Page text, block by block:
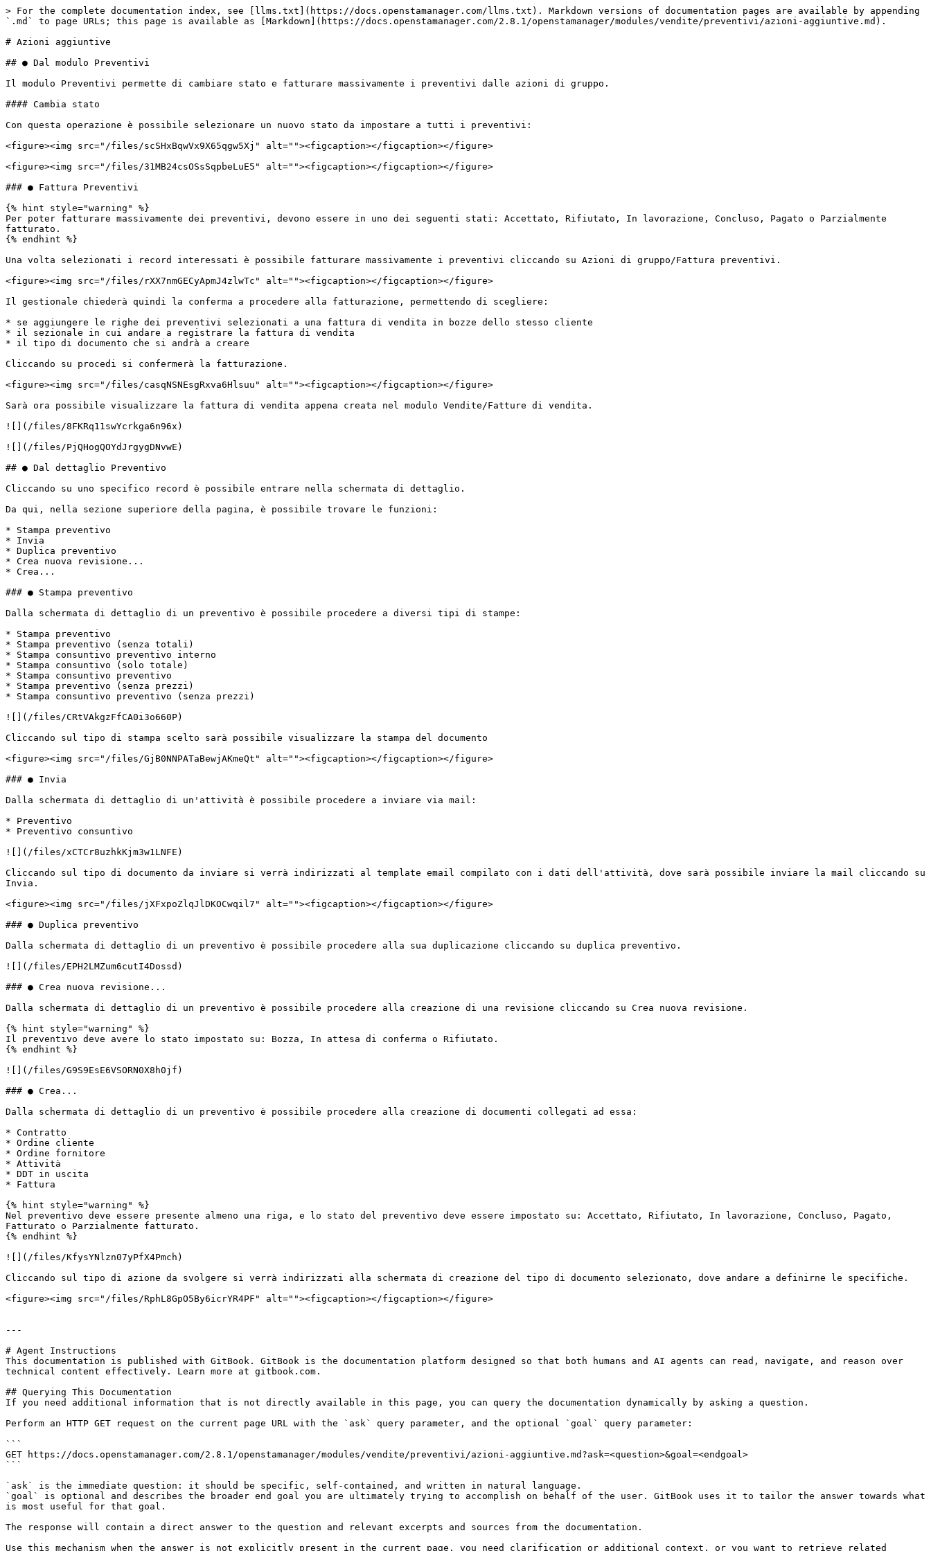
> For the complete documentation index, see [llms.txt](https://docs.openstamanager.com/llms.txt). Markdown versions of documentation pages are available by appending
`.md` to page URLs; this page is available as [Markdown](https://docs.openstamanager.com/2.8.1/openstamanager/modules/vendite/preventivi/azioni-aggiuntive.md).
# Azioni aggiuntive
## ● Dal modulo Preventivi
Il modulo Preventivi permette di cambiare stato e fatturare massivamente i preventivi dalle azioni di gruppo.
#### Cambia stato
Con questa operazione è possibile selezionare un nuovo stato da impostare a tutti i preventivi:
<figure><img src="/files/scSHxBqwVx9X65qgw5Xj" alt=""><figcaption></figcaption></figure>
<figure><img src="/files/31MB24csOSsSqpbeLuE5" alt=""><figcaption></figcaption></figure>
### ● Fattura Preventivi
{% hint style="warning" %}
Per poter fatturare massivamente dei preventivi, devono essere in uno dei seguenti stati: Accettato, Rifiutato, In lavorazione, Concluso, Pagato o Parzialmente
fatturato.
{% endhint %}
Una volta selezionati i record interessati è possibile fatturare massivamente i preventivi cliccando su Azioni di gruppo/Fattura preventivi.
<figure><img src="/files/rXX7nmGECyApmJ4zlwTc" alt=""><figcaption></figcaption></figure>
Il gestionale chiederà quindi la conferma a procedere alla fatturazione, permettendo di scegliere:
* se aggiungere le righe dei preventivi selezionati a una fattura di vendita in bozze dello stesso cliente
* il sezionale in cui andare a registrare la fattura di vendita
* il tipo di documento che si andrà a creare
Cliccando su procedi si confermerà la fatturazione.
<figure><img src="/files/casqNSNEsgRxva6Hlsuu" alt=""><figcaption></figcaption></figure>
Sarà ora possibile visualizzare la fattura di vendita appena creata nel modulo Vendite/Fatture di vendita.
![](/files/8FKRq11swYcrkga6n96x)
![](/files/PjQHogQOYdJrgygDNvwE)
## ● Dal dettaglio Preventivo
Cliccando su uno specifico record è possibile entrare nella schermata di dettaglio.
Da qui, nella sezione superiore della pagina, è possibile trovare le funzioni:
* Stampa preventivo
* Invia
* Duplica preventivo
* Crea nuova revisione...
* Crea...
### ● Stampa preventivo
Dalla schermata di dettaglio di un preventivo è possibile procedere a diversi tipi di stampe:
* Stampa preventivo
* Stampa preventivo (senza totali)
* Stampa consuntivo preventivo interno
* Stampa consuntivo (solo totale)
* Stampa consuntivo preventivo
* Stampa preventivo (senza prezzi)
* Stampa consuntivo preventivo (senza prezzi)
![](/files/CRtVAkgzFfCA0i3o660P)
Cliccando sul tipo di stampa scelto sarà possibile visualizzare la stampa del documento
<figure><img src="/files/GjB0NNPATaBewjAKmeQt" alt=""><figcaption></figcaption></figure>
### ● Invia
Dalla schermata di dettaglio di un'attività è possibile procedere a inviare via mail:
* Preventivo
* Preventivo consuntivo
![](/files/xCTCr8uzhkKjm3w1LNFE)
Cliccando sul tipo di documento da inviare si verrà indirizzati al template email compilato con i dati dell'attività, dove sarà possibile inviare la mail cliccando su
Invia.
<figure><img src="/files/jXFxpoZlqJlDKOCwqil7" alt=""><figcaption></figcaption></figure>
### ● Duplica preventivo
Dalla schermata di dettaglio di un preventivo è possibile procedere alla sua duplicazione cliccando su duplica preventivo.
![](/files/EPH2LMZum6cutI4Dossd)
### ● Crea nuova revisione...
Dalla schermata di dettaglio di un preventivo è possibile procedere alla creazione di una revisione cliccando su Crea nuova revisione.
{% hint style="warning" %}
Il preventivo deve avere lo stato impostato su: Bozza, In attesa di conferma o Rifiutato.
{% endhint %}
![](/files/G9S9EsE6VSORN0X8h0jf)
### ● Crea...
Dalla schermata di dettaglio di un preventivo è possibile procedere alla creazione di documenti collegati ad essa:
* Contratto
* Ordine cliente
* Ordine fornitore
* Attività
* DDT in uscita
* Fattura
{% hint style="warning" %}
Nel preventivo deve essere presente almeno una riga, e lo stato del preventivo deve essere impostato su: Accettato, Rifiutato, In lavorazione, Concluso, Pagato,
Fatturato o Parzialmente fatturato.
{% endhint %}
![](/files/KfysYNlzn07yPfX4Pmch)
Cliccando sul tipo di azione da svolgere si verrà indirizzati alla schermata di creazione del tipo di documento selezionato, dove andare a definirne le specifiche.
<figure><img src="/files/RphL8GpO5By6icrYR4PF" alt=""><figcaption></figcaption></figure>
---
# Agent Instructions
This documentation is published with GitBook. GitBook is the documentation platform designed so that both humans and AI agents can read, navigate, and reason over
technical content effectively. Learn more at gitbook.com.
## Querying This Documentation
If you need additional information that is not directly available in this page, you can query the documentation dynamically by asking a question.
Perform an HTTP GET request on the current page URL with the `ask` query parameter, and the optional `goal` query parameter:
```
GET https://docs.openstamanager.com/2.8.1/openstamanager/modules/vendite/preventivi/azioni-aggiuntive.md?ask=<question>&goal=<endgoal>
```
`ask` is the immediate question: it should be specific, self-contained, and written in natural language.
`goal` is optional and describes the broader end goal you are ultimately trying to accomplish on behalf of the user. GitBook uses it to tailor the answer towards what
is most useful for that goal.
The response will contain a direct answer to the question and relevant excerpts and sources from the documentation.
Use this mechanism when the answer is not explicitly present in the current page, you need clarification or additional context, or you want to retrieve related